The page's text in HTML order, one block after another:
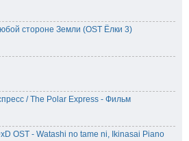
стороне Земли (OST Ёлки 3)
/ The Polar Express - Фильм
OST - Watashi no tame ni, Ikinasai Piano